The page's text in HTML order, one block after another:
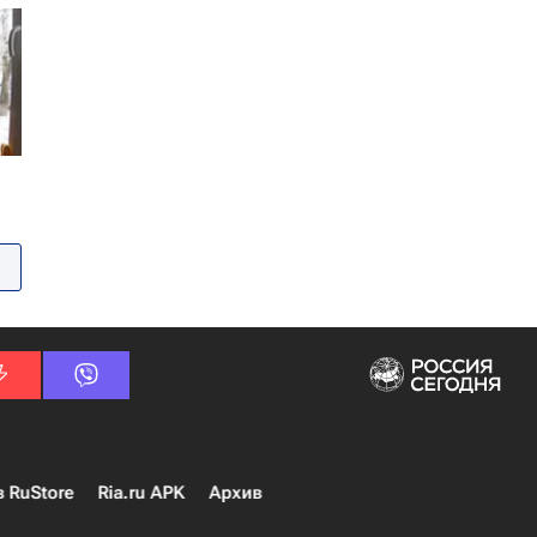
RuStore Ria.ru APK Архив